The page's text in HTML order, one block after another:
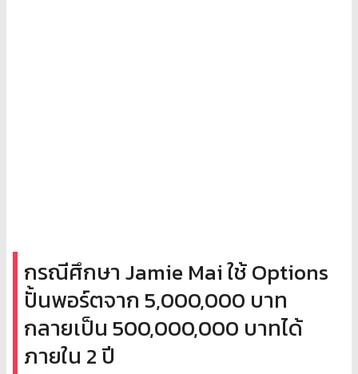
กรณีศึกษา Jamie Mai ใช้ Options
ปั้นพอร์ตจาก 5,000,000 บาท
กลายเป็น 500,000,000 บาทได้
ภายใน 2 ปี